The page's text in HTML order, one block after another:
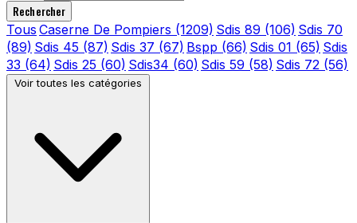
Rechercher
Tous Caserne De Pompiers (1209) Sdis 89 (106) Sdis 70
(89) Sdis 45 (87) Sdis 37 (67) Bspp (66) Sdis 01 (65) Sdis
33 (64) Sdis 25 (60) Sdis34 (60) Sdis 59 (58) Sdis 72 (56)
Voir toutes les catégories